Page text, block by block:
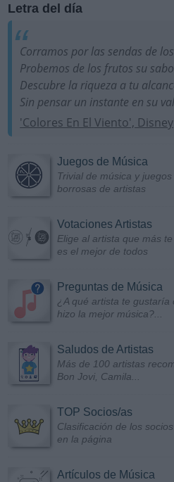
Letra del día
Corramos por las sendas de
Probemos de los frutos su
Descubre la riqueza a tu
Sin pensar un instante en su
'Colores En El Viento', Disney
Juegos de Música
Trivial de música y
borrosas de artistas
Votaciones Artistas
Elige al artista que más
es el mejor de todos
Preguntas de Música
¿A qué artista te
hizo la mejor música?...
Saludos de Artistas
Más de 100 artistas
Bon Jovi, Camila...
TOP Socios/as
Clasificación de los
en la página
Artículos de Música